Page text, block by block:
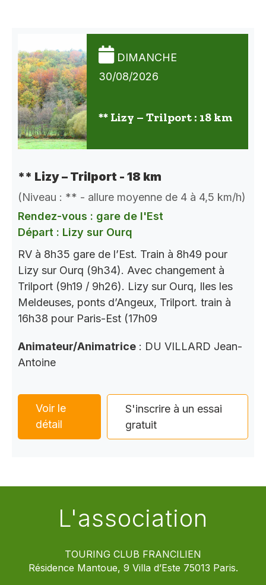
DIMANCHE
30/08/2026
** Lizy – Trilport : 18 km
** Lizy – Trilport - 18 km
(Niveau : ** - allure moyenne de 4 à 4,5 km/h)
Rendez-vous : gare de l'Est
Départ : Lizy sur Ourq
RV à 8h35 gare de l’Est. Train à 8h49 pour
Lizy sur Ourq (9h34). Avec changement à
Trilport (9h19 / 9h26). Lizy sur Ourq, Iles les
Meldeuses, ponts d’Angeux, Trilport. train à
16h38 pour Paris-Est (17h09
Animateur/Animatrice : DU VILLARD Jean-
Antoine
Voir le
détail
S'inscrire à un essai
gratuit
L'association
TOURING CLUB FRANCILIEN
Résidence Mantoue, 9 Villa d’Este 75013 Paris.